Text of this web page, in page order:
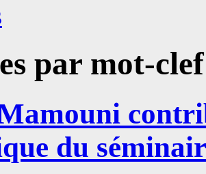
par mot-
du